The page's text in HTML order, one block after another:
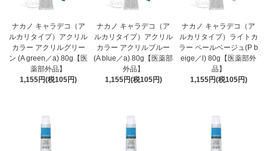
ナカノ キャラデコ（ア
ルカリタイプ）アクリル
カラー アクリルグリー
ン (A green／a) 80g【医
薬部外品】
1,155円(税105円)
ナカノ キャラデコ（ア
ルカリタイプ）アクリル
カラー アクリルブルー
(A blue／a) 80g【医薬部
外品】
1,155円(税105円)
ナカノ キャラデコ（ア
ルカリタイプ）ライトカ
ラー ペールベージュ(P b
eige／l) 80g【医薬部外
品】
1,155円(税105円)